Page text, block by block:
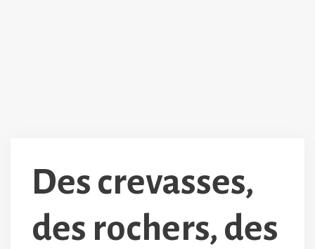
Des crevasses,
des rochers, des